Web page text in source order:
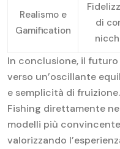
Realismo e
Gamification
di
In conclusione, il
verso un’oscillante
e semplicità di
Fishing direttamente
modelli più
valorizzando